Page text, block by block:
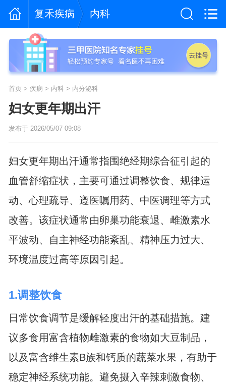
复禾疾病 内科
首页> 疾病 > 内科> 内分泌科
妇女更年期出汗
发布于 2026/05/07 09:08
妇女更年期出汗通常指围绝经期综合征引起的
血管舒缩症状，主要可通过调整饮食、规律运
动、心理疏导、遵医嘱用药、中医调理等方式
改善。该症状通常由卵巢功能衰退、雌激素水
平波动、自主神经功能紊乱、精神压力过大、
环境温度过高等原因引起。
1.调整饮食
日常饮食调节是缓解轻度出汗的基础措施。建
议多食用富含植物雌激素的食物如大豆制品，
以及富含维生素B族和钙质的蔬菜水果，有助于
稳定神经系统功能。避免摄入辛辣刺激食物、